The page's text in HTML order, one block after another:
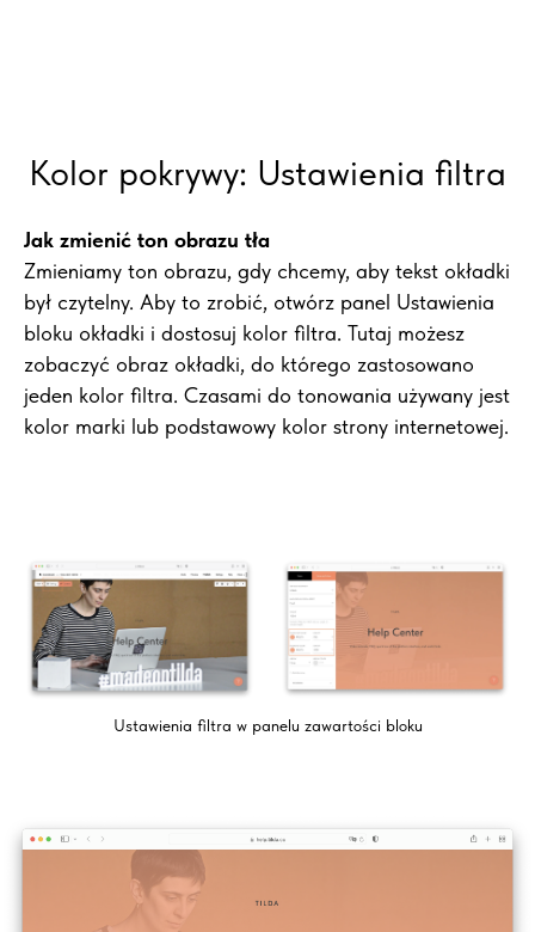
Kolor pokrywy: Ustawienia filtra
Jak zmienić ton obrazu tła
Zmieniamy ton obrazu, gdy chcemy, aby tekst okładki
był czytelny. Aby to zrobić, otwórz panel Ustawienia
bloku okładki i dostosuj kolor filtra. Tutaj możesz
zobaczyć obraz okładki, do którego zastosowano
jeden kolor filtra. Czasami do tonowania używany jest
kolor marki lub podstawowy kolor strony internetowej.
Ustawienia filtra w panelu zawartości bloku